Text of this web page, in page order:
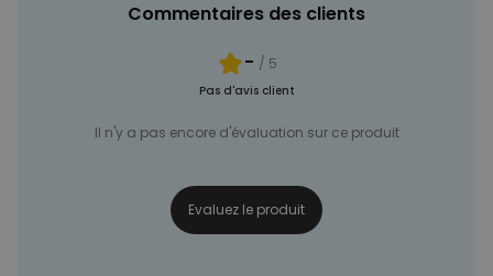
Commentaires des clients
- / 5
Pas d'avis client
Il n'y a pas encore d'évaluation sur ce produit
Evaluez le produit